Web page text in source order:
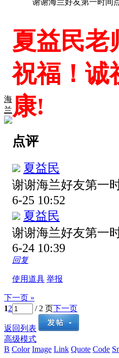
海
兰
夏益民老
祝福！诚
康!
点评
夏益民
谢谢海兰好友第一
6-25 10:52
夏益民
谢谢海兰好友第一
6-24 10:39
回复
使用道具 举报
下一页 »
12 / 2 页下一页
返回列表
高级模式
B Color Image Link Quote Code